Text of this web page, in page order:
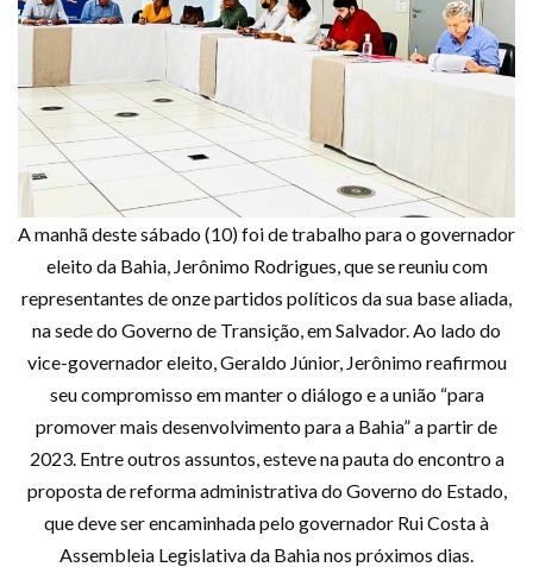
A manhã deste sábado (10) foi de trabalho para o governador
eleito da Bahia, Jerônimo Rodrigues, que se reuniu com
representantes de onze partidos políticos da sua base aliada,
na sede do Governo de Transição, em Salvador. Ao lado do
vice-governador eleito, Geraldo Júnior, Jerônimo reafirmou
seu compromisso em manter o diálogo e a união “para
promover mais desenvolvimento para a Bahia” a partir de
2023. Entre outros assuntos, esteve na pauta do encontro a
proposta de reforma administrativa do Governo do Estado,
que deve ser encaminhada pelo governador Rui Costa à
Assembleia Legislativa da Bahia nos próximos dias.